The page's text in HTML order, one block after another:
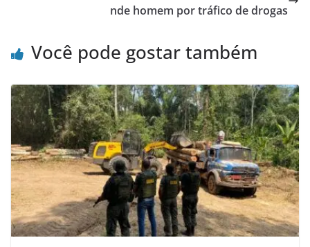
nde homem por tráfico de drogas
Você pode gostar também